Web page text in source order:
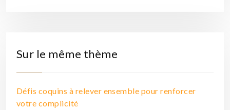
Sur le même thème
Défis coquins à relever ensemble pour renforcer
votre complicité